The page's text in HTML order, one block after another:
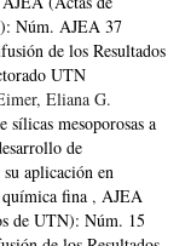
Núm. AJEA 37
de los Resultados
UTN
Eliana G.
sílicas mesoporosas a
de
aplicación en
química fina , AJEA
de UTN): Núm. 15